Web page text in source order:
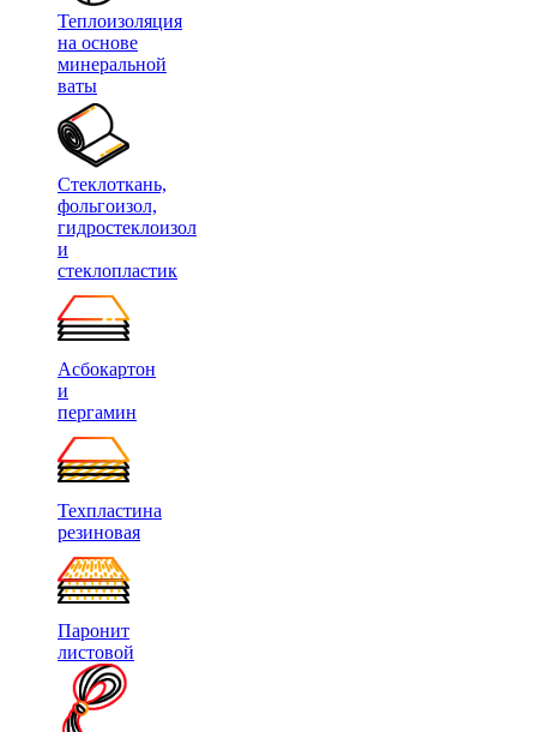
Теплоизоляция
на основе
минеральной
ваты
Стеклоткань,
фольгоизол,
гидростеклоизол
и
стеклопластик
Асбокартон
и
пергамин
Техпластина
резиновая
Паронит
листовой